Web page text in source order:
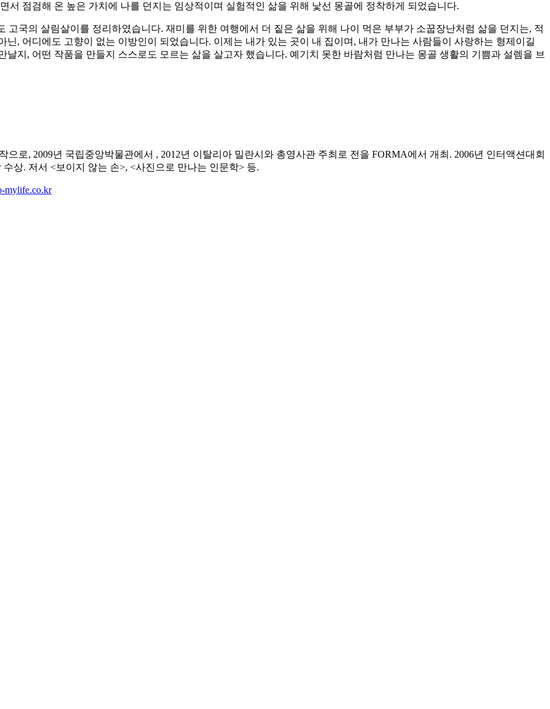
서 점검해 온 높은 가치에 나를 던지는 임상적이며 실험적인 삶을 위해 낯선 몽골에 정착하게 되었습니다.
국의 살림살이를 정리하였습니다. 재미를 위한 여행에서 더 짙은 삶을 위해 나이 먹은 부부가 소꿉장난처럼 삶을 던지는, 적
, 어디에도 고향이 없는 이방인이 되었습니다. 이제는 내가 있는 곳이 내 집이며, 내가 만나는 사람들이 사랑하는 형제이길
지, 어떤 작품을 만들지 스스로도 모르는 삶을 살고자 했습니다. 예기치 못한 바람처럼 만나는 몽골 생활의 기쁨과 설렘을 브
으로, 2009년 국립중앙박물관에서 , 2012년 이탈리아 밀란시와 총영사관 주최로 전을 FORMA에서 개최. 2006년 인터액션대회
상. 저서 <보이지 않는 손>, <사진으로 만나는 인문학> 등.
mylife.co.kr